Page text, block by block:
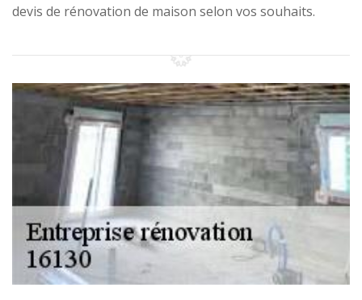
devis de rénovation de maison selon vos souhaits.